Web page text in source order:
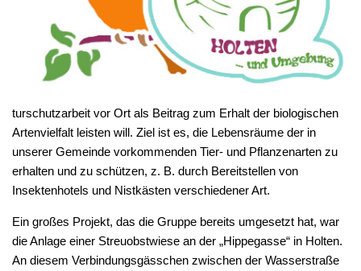
turschutzarbeit vor Ort als Beitrag zum Erhalt der biologischen
Artenvielfalt leisten will. Ziel ist es, die Lebensräume der in
unserer Gemeinde vorkommenden Tier- und Pflanzenarten zu
erhalten und zu schützen, z. B. durch Bereitstellen von
Insektenhotels und Nistkästen verschiedener Art.
Ein großes Projekt, das die Gruppe bereits umgesetzt hat, war
die Anlage einer Streuobstwiese an der „Hippegasse“ in Holten.
An diesem Verbindungsgässchen zwischen der Wasserstraße